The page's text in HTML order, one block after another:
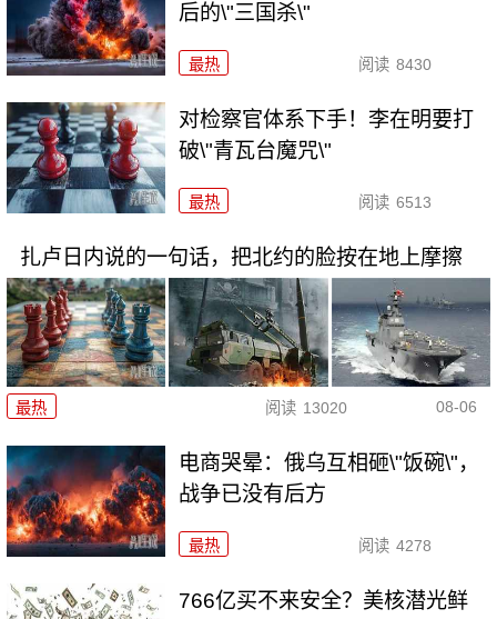
后的\"三国杀\"
最热 阅读 8430
对检察官体系下手！李在明要打
破\"青瓦台魔咒\"
最热 阅读 6513
扎卢日内说的一句话，把北约的脸按在地上摩擦
最热 阅读 13020 08-06
电商哭晕：俄乌互相砸\"饭碗\"，
战争已没有后方
最热 阅读 4278
766亿买不来安全？美核潜光鲜